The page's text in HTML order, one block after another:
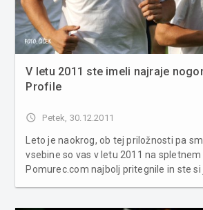
V letu 2011 ste imeli najraje
Profile
access_time Petek, 30.12.2011
Leto je naokrog, ob tej priložnosti pa
vsebine so vas v letu 2011 na
Pomurec.com najbolj pritegnile in ste